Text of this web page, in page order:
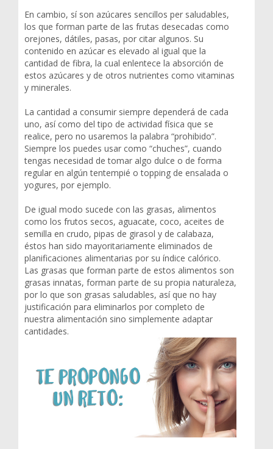
En cambio, sí son azúcares sencillos per saludables,
los que forman parte de las frutas desecadas como
orejones, dátiles, pasas, por citar algunos. Su
contenido en azúcar es elevado al igual que la
cantidad de fibra, la cual enlentece la absorción de
estos azúcares y de otros nutrientes como vitaminas
y minerales.
La cantidad a consumir siempre dependerá de cada
uno, así como del tipo de actividad física que se
realice, pero no usaremos la palabra “prohibido”.
Siempre los puedes usar como “chuches”, cuando
tengas necesidad de tomar algo dulce o de forma
regular en algún tentempié o topping de ensalada o
yogures, por ejemplo.
De igual modo sucede con las grasas, alimentos
como los frutos secos, aguacate, coco, aceites de
semilla en crudo, pipas de girasol y de calabaza,
éstos han sido mayoritariamente eliminados de
planificaciones alimentarias por su índice calórico.
Las grasas que forman parte de estos alimentos son
grasas innatas, forman parte de su propia naturaleza,
por lo que son grasas saludables, así que no hay
justificación para eliminarlos por completo de
nuestra alimentación sino simplemente adaptar
cantidades.